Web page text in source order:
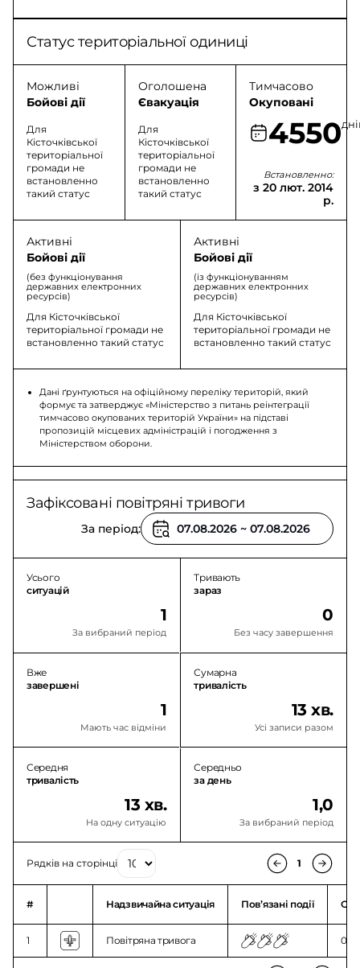
Статус територіальної одиниці
Можливі
Бойові дії
Для
Кісточківської
територіальної
громади не
встановленно
такий статус
Оголошена
Євакуація
Для
Кісточківської
територіальної
громади не
встановленно
такий статус
Тимчасово
Окуповані
4550
Встановленно:
з 20 лют. 2014
р.
Активні
Бойові дії
(без функціонування
державних електронних
ресурсів)
Для Кісточківської
територіальної громади не
встановленно такий статус
Активні
Бойові дії
(із функціонуванням
державних електронних
ресурсів)
Для Кісточківської
територіальної громади не
встановленно такий статус
Дані ґрунтуються на офіційному переліку територій, який
формує та затверджує «Міністерство з питань реінтеграції
тимчасово окупованих територій України» на підставі
пропозицій місцевих адміністрацій і погодження з
Міністерством оборони.
Зафіксовані повітряні тривоги
За період:
Усього
ситуацій
1
За вибраний період
Тривають
зараз
0
Без часу завершення
Вже
завершені
1
Мають час відміни
Сумарна
тривалість
13 хв.
Усі записи разом
Середня
тривалість
13 хв.
На одну ситуацію
Середньо
за день
1,0
За вибраний період
Рядків на сторінці 1
# Надзвичайна ситуація Повʼязані події
1 Повітряна тривога